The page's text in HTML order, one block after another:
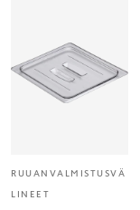
RUUANVALMISTUSVÄ
LINEET